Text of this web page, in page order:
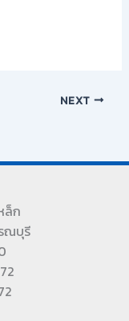
NEXT
ล็ก
ณบุรี